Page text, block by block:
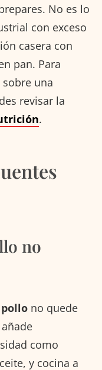
No es lo
con exceso
casera con
pan. Para
una
revisar la
.
no
no quede
como
y cocina a